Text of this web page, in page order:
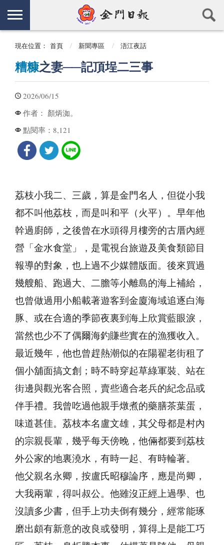
現在位置： 首頁 新聞專區 浯江夜話
糟糠之妻──記頂埕二三事
2026/06/15
作者： 顏炳洳。
點閱率： 8,121
荔枝小我二、三歲，算是金門名人，但從小我
都不叫他荔枝，而是叫和平（火平）。早年他
幹過廚師，之後曾在水頭得月樓旁的古厝內經
營「金水食堂」，是電視台旅遊及美食類節目
報導的對象，也上過不少媒體版面。後來買過
幾艘船、跑過大、二膽等小離島的海上補給，
也曾做過用小船載著遊客到金廈海域追逐白海
豚、或在合適的季節夜裏到海上欣賞藍眼淚，
當然也少不了偶爾海釣賺些實在的漁獲收入。
最近幾年，他也曾趕熱潮似的在陽翟老街租了
個小舖面搞文創；時不時穿起草綠軍裝、站在
街邊與觀光客合照，賣些適合老兵的紀念品或
伴手禮。我曾吃過他親手燉煮的藥膳茶葉蛋，
味道甚佳。荔枝本名盧文雄，其父母都是村內
的宗親長輩，幾乎每天傍晚，他倆都要到荔枝
外公家的地裏澆水，有時一起、有時輪著。
他父親名永卿，按盧氏昭穆論序，應是尚卿，
大我兩輩，得叫叔公。他雖沒正經上過學、也
沒讀多少書，但手上功夫倒有幾分，經常能琢
磨出頗有新意的改良或發明，算得上是能工巧